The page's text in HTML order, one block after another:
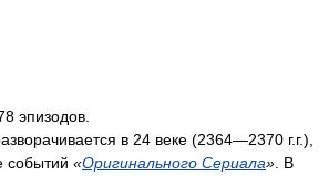
эпизодов.
в 24 веке (2364—2370 г.г.),
событий «Оригинального Сериала». В